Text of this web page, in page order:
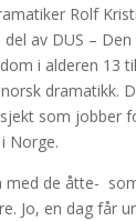
Rolf
av DUS – Den
i alderen 13
dramatikk.
som jobber
Norge.
med de åtte-
Jo, en dag får